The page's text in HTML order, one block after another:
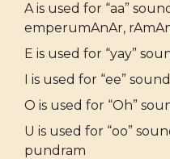
A is used for “aa”
emperumAnAr,
E is used for “yay”
I is used for “ee”
O is used for “Oh”
U is used for “oo”
pundram